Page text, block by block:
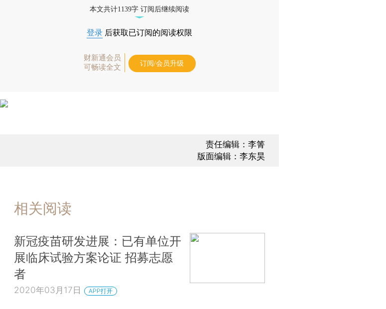
本文共计1139字 订阅后继续阅读
登录 后获取已订阅的阅读权限
财新通会员
可畅读全文
订阅/会员升级
责任编辑：李箐
版面编辑：李东昊
相关阅读
新冠疫苗研发进展：已有单位开
展临床试验方案论证 招募志愿
者
2020年03月17日 APP打开